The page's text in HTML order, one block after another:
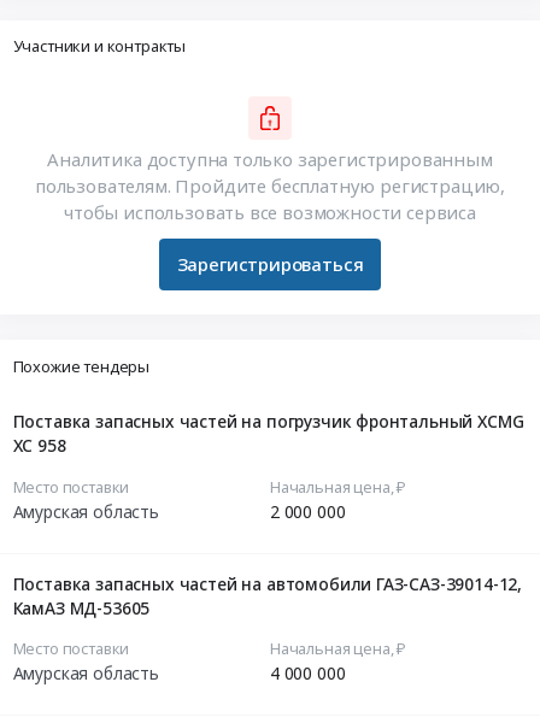
Участники и контракты
Аналитика доступна только зарегистрированным
пользователям. Пройдите бесплатную регистрацию,
чтобы использовать все возможности сервиса
Зарегистрироваться
Похожие тендеры
Поставка запасных частей на погрузчик фронтальный XCMG
XC 958
Место поставки
Амурская область
Начальная цена, ₽
2 000 000
Поставка запасных частей на автомобили ГАЗ-САЗ-39014-12,
КамАЗ МД-53605
Место поставки
Амурская область
Начальная цена, ₽
4 000 000